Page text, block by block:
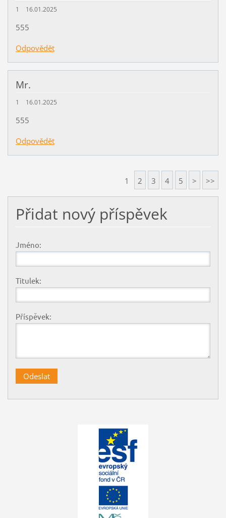
1 16.01.2025
555
Odpovědět
Mr.
1 16.01.2025
555
Odpovědět
1 2 3 4 5 > >>
Přidat nový příspěvek
Jméno:
Titulek:
Příspěvek: